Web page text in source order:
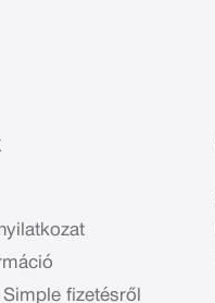
Simple fizetésről